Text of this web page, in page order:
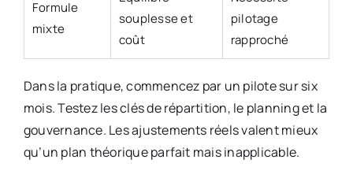
Formule
mixte
souplesse et
coût
pilotage
rapproché
Dans la pratique, commencez par un pilote sur six
mois. Testez les clés de répartition, le planning et la
gouvernance. Les ajustements réels valent mieux
qu’un plan théorique parfait mais inapplicable.